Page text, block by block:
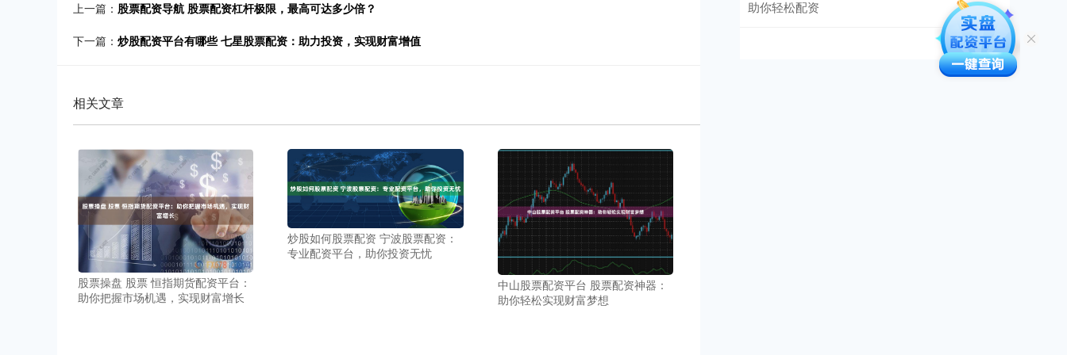
上一篇： 股票配资导航 股票配资杠杆极限，最高可达多少倍？
下一篇： 炒股配资平台有哪些 七星股票配资：助力投资，实现财富增值
相关文章
股票操盘 股票 恒指期货配资平台：
助你把握市场机遇，实现财富增长
炒股如何股票配资 宁波股票配资：
专业配资平台，助你投资无忧
中山股票配资平台 股票配资神器：
助你轻松实现财富梦想
助你轻松配资